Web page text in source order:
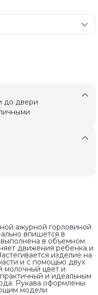
до двери
ажурной горловиной
впишется в
в объемном
движения ребенка и
изделие на
и с помощью двух
молочный цвет и
и идеальным
Рукава оформлены
модели